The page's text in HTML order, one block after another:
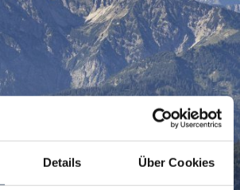
Details Über Cookies